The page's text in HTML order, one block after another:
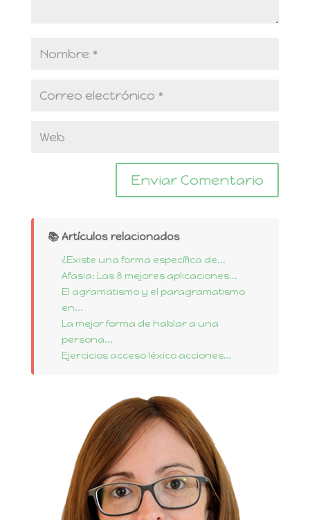
📚 Artículos relacionados
¿Existe una forma específica de...
Afasia: Las 8 mejores aplicaciones...
El agramatismo y el paragramatismo
en...
La mejor forma de hablar a una
persona...
Ejercicios acceso léxico acciones...